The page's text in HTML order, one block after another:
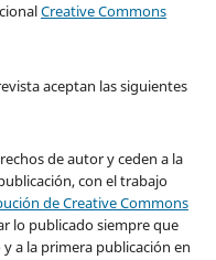
Creative Commons
aceptan las siguientes
de autor y ceden a la
con el trabajo
de Creative Commons
lo publicado siempre que
a la primera publicación en